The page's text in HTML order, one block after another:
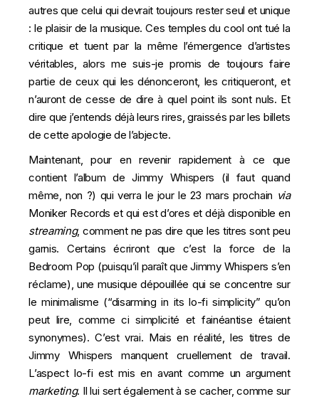
autres que celui qui devrait toujours rester seul et unique
: le plaisir de la musique. Ces temples du cool ont tué la
critique et tuent par la même l’émergence d’artistes
véritables, alors me suis-je promis de toujours faire
partie de ceux qui les dénonceront, les critiqueront, et
n’auront de cesse de dire à quel point ils sont nuls. Et
dire que j’entends déjà leurs rires, graissés par les billets
de cette apologie de l’abjecte.
Maintenant, pour en revenir rapidement à ce que
contient l’album de Jimmy Whispers (il faut quand
même, non ?) qui verra le jour le 23 mars prochain via
Moniker Records et qui est d’ores et déjà disponible en
streaming, comment ne pas dire que les titres sont peu
garnis. Certains écriront que c’est la force de la
Bedroom Pop (puisqu’il paraît que Jimmy Whispers s’en
réclame), une musique dépouillée qui se concentre sur
le minimalisme (“disarming in its lo-fi simplicity” qu’on
peut lire, comme ci simplicité et fainéantise étaient
synonymes). C’est vrai. Mais en réalité, les titres de
Jimmy Whispers manquent cruellement de travail.
L’aspect lo-fi est mis en avant comme un argument
marketing. Il lui sert également à se cacher, comme sur